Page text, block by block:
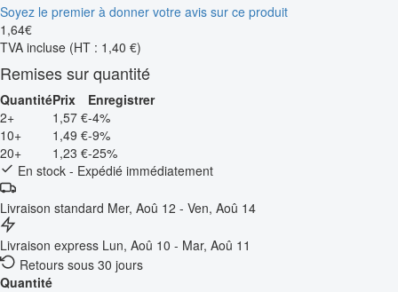
Soyez le premier à donner votre avis sur ce produit
1 ,64€
TVA incluse (HT : 1,40 €)
Remises sur quantité
QuantitéPrix
Enregistrer
2+
1,57 €-4%
10+
1,49 €-9%
20+
1,23 €-25%
En stock - Expédié immédiatement
Livraison standard Mer, Aoû 12 - Ven, Aoû 14
Livraison express Lun, Aoû 10 - Mar, Aoû 11
Retours sous 30 jours
Quantité